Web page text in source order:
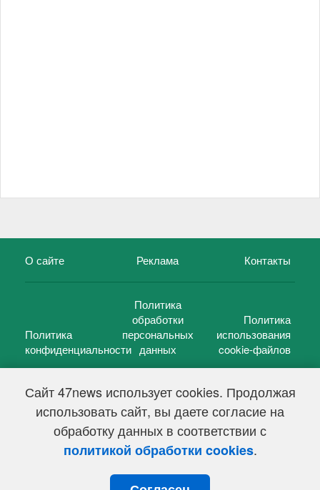
Сайт 47news использует cookies. Продолжая
использовать сайт, вы даете согласие на
обработку данных в соответствии с
политикой обработки cookies.
О сайте Реклама Контакты
Политика
конфиденциальности
Политика
обработки
персональных
данных
Политика
использования
cookie-файлов
47 новостей (47 news)2005 — 2026 г.
Свидетельство о регистрации СМИ Эл № ФС 77-39848, выдано
Федеральной службой по надзору в сфере связи,
информационных технологий и массовых коммуникаций